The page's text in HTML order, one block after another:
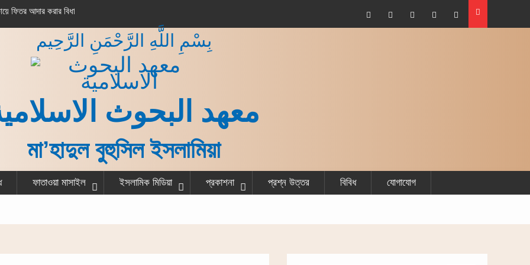
বিধান
দুইজন মুহরিম (যেমন, স্বামী-স্ত্রী) হজ্বের সকল কাজ শেষ করে একজন
بِسْمِ اللَّهِ الرَّحْمَنِ الرَّحِيم
معهد البحوث
মা’হাদুল বুহুসিল ইসলামিয়া
ফাতাওয়া মাসাইল ইসলামিক মিডিয়া প্রকাশনা প্রশ্ন উত্তর বিবিধ যোগাযোগ